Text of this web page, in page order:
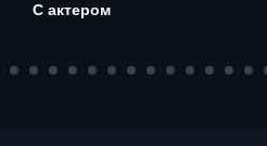
С актером